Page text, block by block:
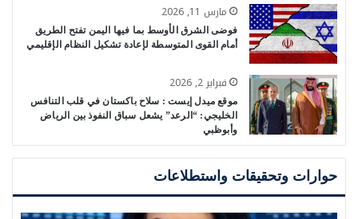
مارس 11, 2026
فوضى الشرق الأوسط بما فيها اليمن تفتح الطريق
أمام القوى المتوسطة لإعادة تشكيل النظام الإقليمي
فبراير 2, 2026
موقع ميدل إيست : سلاح باكستان في قلب التنافس
الخليجي: “الرعد” يشعل سباق النفوذ بين الرياض
وأبوظبي
حوارات وتحقيقات واستطلاعات